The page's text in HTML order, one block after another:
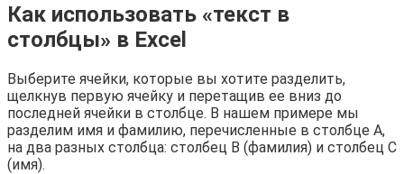
Как использовать «текст в
столбцы» в Excel
Выберите ячейки, которые вы хотите разделить,
щелкнув первую ячейку и перетащив ее вниз до
последней ячейки в столбце. В нашем примере мы
разделим имя и фамилию, перечисленные в столбце A,
на два разных столбца: столбец B (фамилия) и столбец C
(имя).